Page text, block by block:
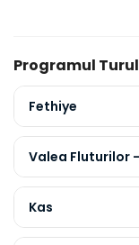
Programul
Fethiye
Valea Fluturilor
Kas